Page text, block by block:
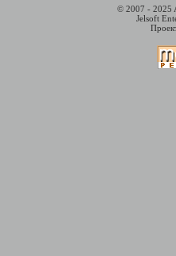
© 2007 - 2025
Jelsoft